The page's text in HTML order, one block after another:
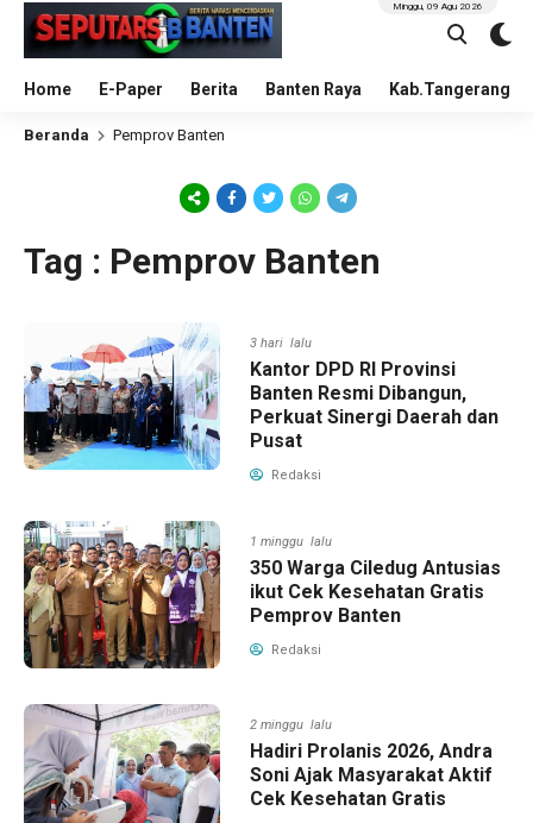
Home E-Paper Berita Banten Raya Kab.Tangerang
Minggu, 09 Agu 2026
Beranda Pemprov Banten
Tag : Pemprov Banten
3 hari lalu
Kantor DPD RI Provinsi
Banten Resmi Dibangun,
Perkuat Sinergi Daerah dan
Pusat
Redaksi
1 minggu lalu
350 Warga Ciledug Antusias
ikut Cek Kesehatan Gratis
Pemprov Banten
Redaksi
2 minggu lalu
Hadiri Prolanis 2026, Andra
Soni Ajak Masyarakat Aktif
Cek Kesehatan Gratis